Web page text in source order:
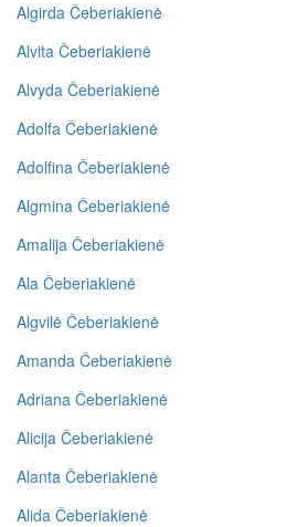
Algirda Čeberiakienė
Alvita Čeberiakienė
Alvyda Čeberiakienė
Adolfa Čeberiakienė
Adolfina Čeberiakienė
Algmina Čeberiakienė
Amalija Čeberiakienė
Ala Čeberiakienė
Algvilė Čeberiakienė
Amanda Čeberiakienė
Adriana Čeberiakienė
Alicija Čeberiakienė
Alanta Čeberiakienė
Alida Čeberiakienė